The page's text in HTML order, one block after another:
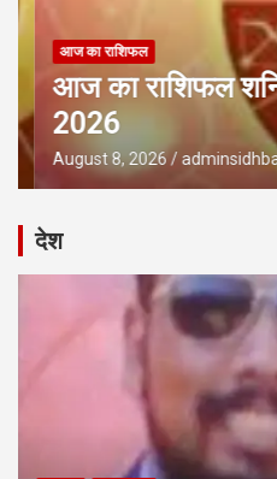
आज का राशिफल
आज का राशिफल
2026
August 8, 2026 adminsidhbali
देश